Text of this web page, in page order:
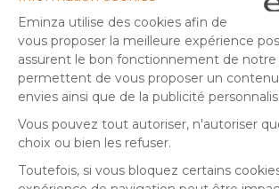
Carte bancaire, PayPal, virement bancaire,
à partir de 50EUR, Google/Apple Pay.
Suivez-nous sur :
© Copyright 2025 Eminza | Tous droits réservés |
ESPAÑA